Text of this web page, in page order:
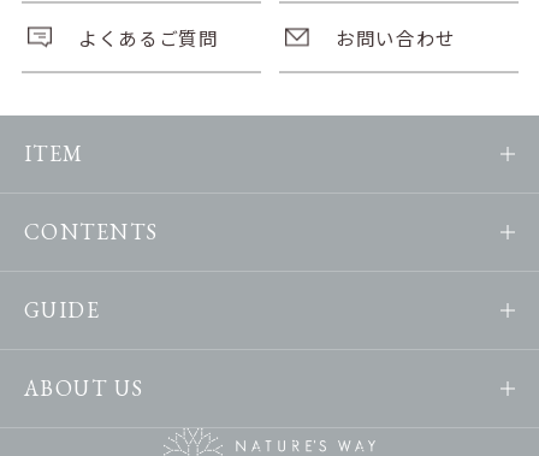
よくあるご質問 お問い合わせ
ITEM
CONTENTS
GUIDE
ABOUT US